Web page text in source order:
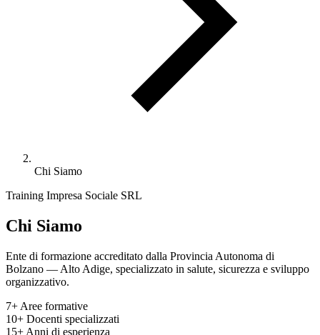
Chi Siamo
Training Impresa Sociale SRL
Chi Siamo
Ente di formazione accreditato dalla Provincia Autonoma di
Bolzano — Alto Adige, specializzato in salute, sicurezza e sviluppo
organizzativo.
7+ Aree formative
10+ Docenti specializzati
15+ Anni di esperienza